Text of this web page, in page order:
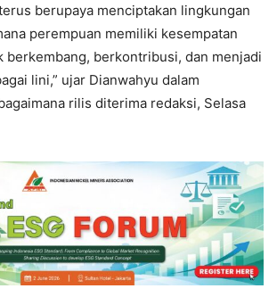
berupaya menciptakan lingkungan
perempuan memiliki kesempatan
berkembang, berkontribusi, dan menjadi
lini,” ujar Dianwahyu dalam
rilis diterima redaksi, Selasa